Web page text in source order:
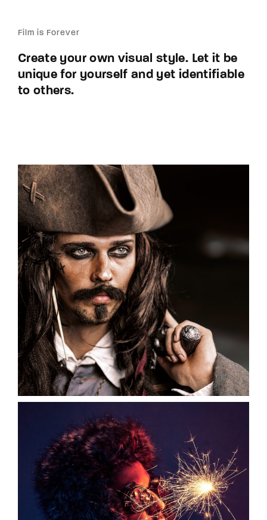
Film is Forever
Create your own visual style. Let it be
unique for yourself and yet identifiable
to others.